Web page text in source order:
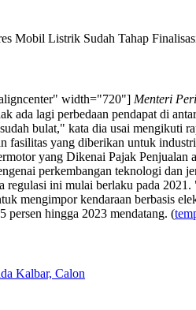
Mobil Listrik Sudah Tahap
width="720"] Menteri
ada lagi perbedaan pendapat di
bulat," kata dia usai mengikuti
fasilitas yang diberikan untuk
yang Dikenai Pajak Penjualan
perkembangan teknologi dan
ini mulai berlaku pada
mengimpor kendaraan berbasis
persen hingga 2023 mendatang. (
Kalbar, Calon